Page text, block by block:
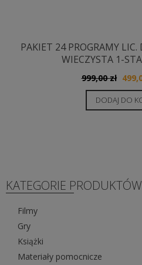
PAKIET 24 PROGRAMY
WIECZYSTA 1-
999,00zł
cena
DODAJ DO
KATEGORIE PRODUKTÓW
Filmy
Gry
Książki
Materiały pomocnicze